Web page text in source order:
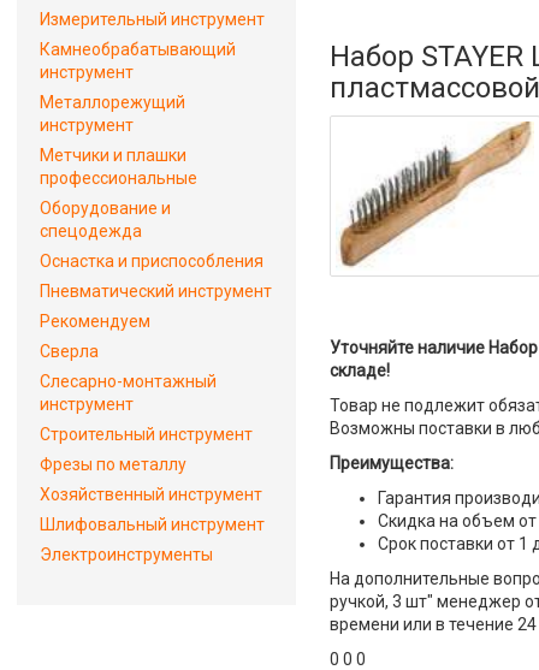
Набор
Уточняйте наличие
складе!
Товар не подлежит
Возможны поставки в
Преимущества:
Гарантия
Скидка на объем от
Срок поставки от 1
На дополнительные
ручкой, 3 шт" менеджер
времени или в течение
0 0 0
Измерительный инструмент
Камнеобрабатывающий
инструмент
Металлорежущий
инструмент
Метчики и плашки
профессиональные
Оборудование и
спецодежда
Оснастка и приспособления
Пневматический инструмент
Рекомендуем
Сверла
Слесарно-монтажный
инструмент
Строительный инструмент
Фрезы по металлу
Хозяйственный инструмент
Шлифовальный инструмент
Электроинструменты